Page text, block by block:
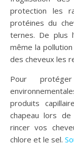
protection les
protéines du
ternes. De plus
même la
des cheveux les
Pour
produits
chapeau lors
rincer vos
chlore et le sel.